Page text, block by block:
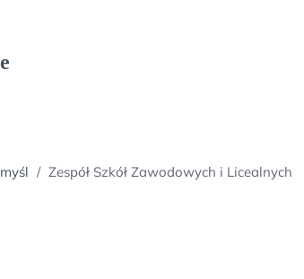
/ Zespół Szkół Zawodowych i Licealnych